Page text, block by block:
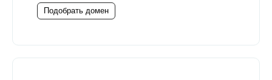
Подобрать домен